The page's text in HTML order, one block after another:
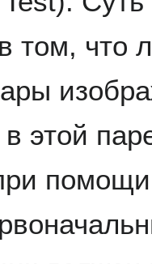
том,
этой